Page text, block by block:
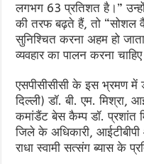
लगभग 63 प्रतिशत है।”
की तरफ बढ़ते हैं, तो “सोशल
सुनिश्चित करना अहम हो
व्यवहार का पालन करना
एसपीसीसीसी के इस भ्रमण में
दिल्ली) डॉ. बी. एम. मिश्रा,
कमांडैंट बेस कैम्प डॉ. प्रशांत
जिले के अधिकारी,
राधा स्वामी सत्संग ब्यास के